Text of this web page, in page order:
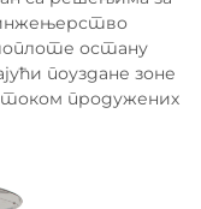
остану
поуздане зоне
током продужених